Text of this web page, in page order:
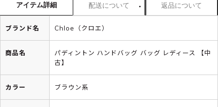
アイテム詳細 配送について 返品について
ブランド名 Chloe（クロエ）
商品名
パディントン ハンドバッグ バッグ レディース 【中
古】
カラー ブラウン系